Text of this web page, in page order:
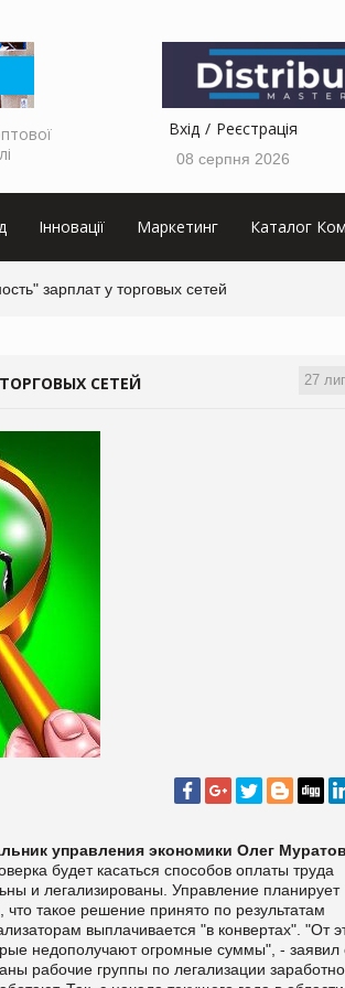
Вхід Реєстрація
08 серпня 2026
Інновації Маркетинг Каталог
зарплат у торговых сетей
27
СЕТЕЙ
управления экономики Олег Муратов
будет касаться способов оплаты труда
и легализированы. Управление планирует
что такое решение принято по результатам
выплачивается "в конвертах". "От
недополучают огромные суммы", - заявил
рабочие группы по легализации